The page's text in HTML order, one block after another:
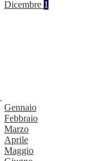
Dicembre 1
Gennaio
Febbraio
Marzo
Aprile
Maggio